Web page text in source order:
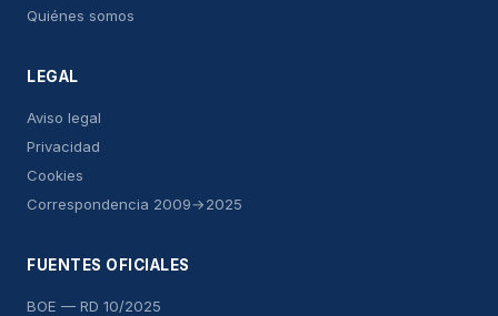
Quiénes somos
LEGAL
Aviso legal
Privacidad
Cookies
Correspondencia 2009→2025
FUENTES OFICIALES
BOE — RD 10/2025